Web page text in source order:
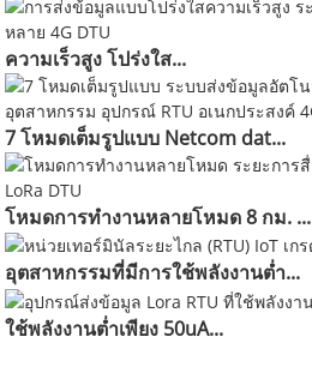
ความเร็วสูง โปร่งใส...
7 โหมดเต็มรูปแบบ Netcom dat...
โหมดการทำงานหลายโหมด 8 กม. ...
อุตสาหกรรมที่มีการใช้พลังงานต่ำ...
ใช้พลังงานต่ำเพียง 50uA...